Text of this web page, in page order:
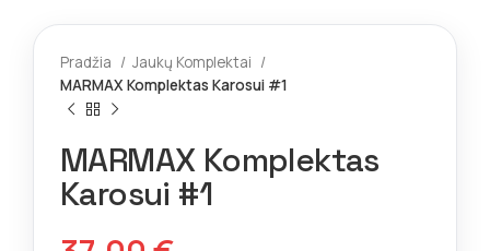
Pradžia
Jaukų Komplektai
MARMAX Komplektas Karosui #1
MARMAX Komplektas
Karosui #1